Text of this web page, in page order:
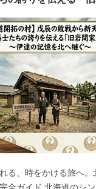
る、時をかける旅へ
全ガイド 北海道のシ